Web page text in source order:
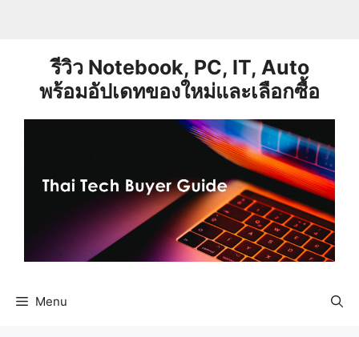
รีวิว Notebook, PC, IT, Auto
พร้อมอัปเดทของใหม่และเลือกซื้อ
Menu